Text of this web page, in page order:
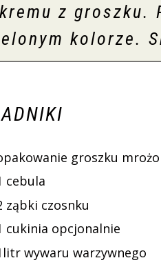
z groszku.
kolorze.
groszku
cebula
ząbki czosnku
cukinia opcjonalnie
wywaru warzywnego